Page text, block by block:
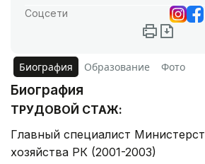
Соцсети
Биография Образование Фото
Биография
ТРУДОВОЙ СТАЖ:
Главный специалист
хозяйства РК (2001-2003)